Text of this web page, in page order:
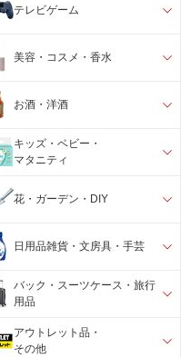
テレビゲーム
美容・コスメ・香水
お酒・洋酒
キッズ・ベビー・
マタニティ
花・ガーデン・DIY
日用品雑貨・文房具・手芸
バック・スーツケース・旅行
用品
アウトレット品・
その他